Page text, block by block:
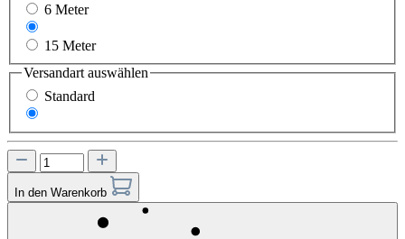
6 Meter
15 Meter
Versandart auswählen
Standard
In den Warenkorb